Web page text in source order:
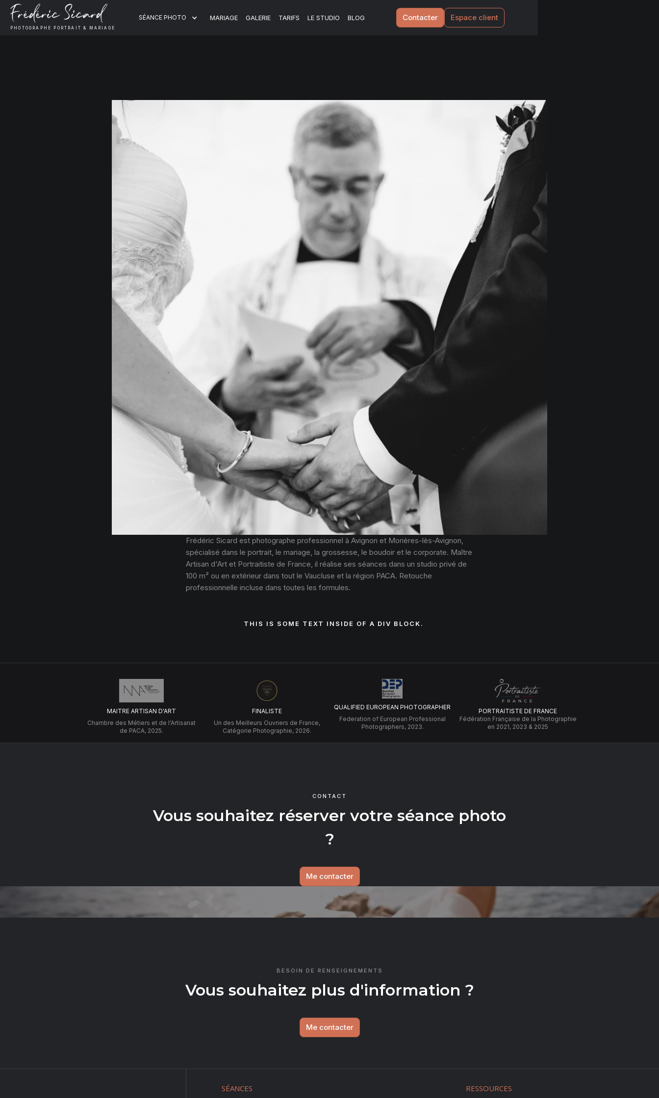
PHOTOGRAPHE PORTRAIT & MARIAGE
SÉANCE PHOTO MARIAGE GALERIE TARIFS LE STUDIO BLOG Contacter Espace client
Frédéric Sicard est photographe professionnel à Avignon et Morières-lès-Avignon,
spécialisé dans le portrait, le mariage, la grossesse, le boudoir et le corporate. Maître
Artisan d'Art et Portraitiste de France, il réalise ses séances dans un studio privé de
100 m² ou en extérieur dans tout le Vaucluse et la région PACA. Retouche
professionnelle incluse dans toutes les formules.
THIS IS SOME TEXT INSIDE OF A DIV BLOCK.
MAITRE ARTISAN D'ART
Chambre des Métiers et de l'Artisanat
de PACA, 2025.
FINALISTE
Un des Meilleurs Ouvriers de France,
Catégorie Photographie, 2026.
QUALIFIED EUROPEAN PHOTOGRAPHER
Federation of European Professional
Photographers, 2023.
PORTRAITISTE DE FRANCE
Fédération Française de la Photographie
en 2021, 2023 & 2025
CONTACT
Vous souhaitez réserver votre séance photo
?
Me contacter
BESOIN DE RENSEIGNEMENTS
Vous souhaitez plus d'information ?
Me contacter
CONTACT
SÉANCES RESSOURCES